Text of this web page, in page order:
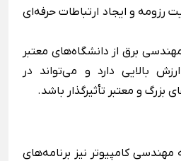
رزومه و ایجاد ارتباطات حرفه‌ای
برق از دانشگاه‌های معتبر
بالایی دارد و می‌تواند در
بزرگ و معتبر تأثیرگذار باشد.
مهندسی کامپیوتر نیز برنامه‌های